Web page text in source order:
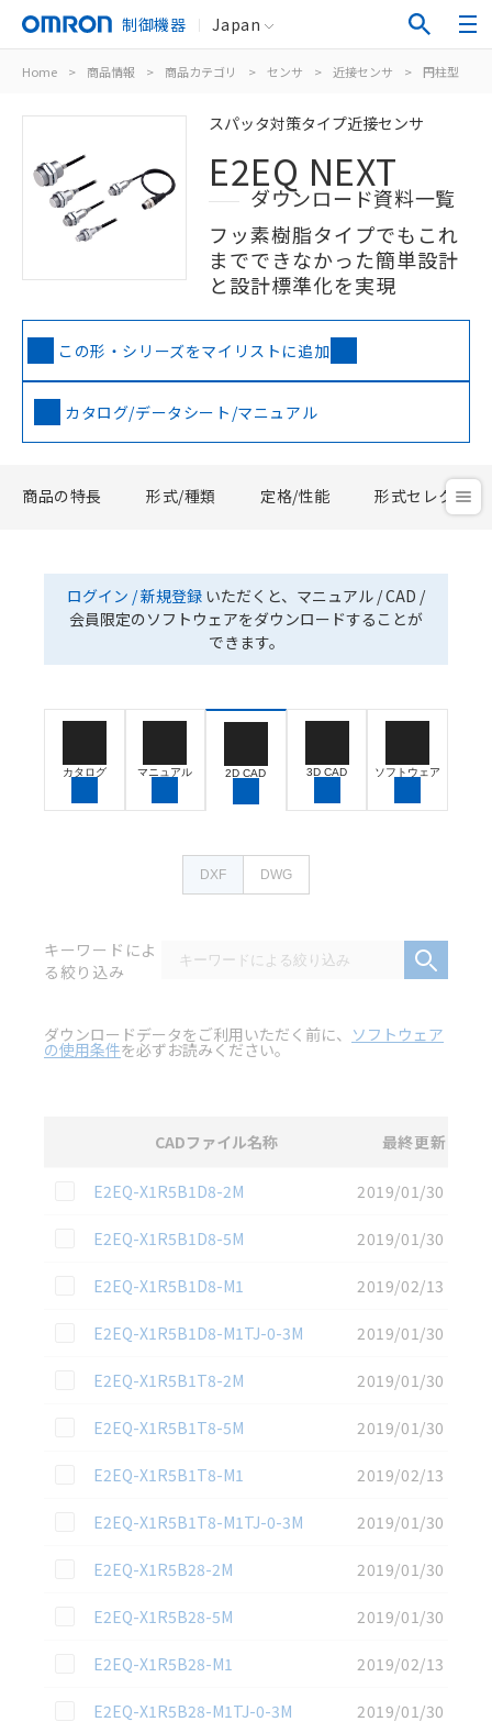
制御機器 Japan
Home > 商品情報 > 商品カテゴリ > センサ > 近接センサ > 円柱型
スパッタ対策タイプ近接センサ
E2EQ NEXT
ダウンロード資料一覧
フッ素樹脂タイプでもこれ
までできなかった簡単設計
と設計標準化を実現
この形・シリーズをマイリストに追加
カタログ/データシート/マニュアル
商品の特長 形式/種類 定格/性能 形式セレクタ
ログイン / 新規登録 いただくと、マニュアル / CAD /
会員限定のソフトウェアをダウンロードすることが
できます。
カタログ マニュアル 2D CAD 3D CAD ソフトウェア
DXF DWG
キーワードによ
る絞り込み
ダウンロードデータをご利用いただく前に、 ソフトウェア
の使用条件を必ずお読みください。
CADファイル名称 最終更新
この資料を選択
E2EQ-X1R5B1D8-2M
2019/01/30
この資料を選択
E2EQ-X1R5B1D8-5M
2019/01/30
この資料を選択
E2EQ-X1R5B1D8-M1
2019/02/13
この資料を選択
E2EQ-X1R5B1D8-M1TJ-0-3M
2019/01/30
この資料を選択
E2EQ-X1R5B1T8-2M
2019/01/30
この資料を選択
E2EQ-X1R5B1T8-5M
2019/01/30
この資料を選択
E2EQ-X1R5B1T8-M1
2019/02/13
この資料を選択
E2EQ-X1R5B1T8-M1TJ-0-3M
2019/01/30
この資料を選択
E2EQ-X1R5B28-2M
2019/01/30
この資料を選択
E2EQ-X1R5B28-5M
2019/01/30
この資料を選択
E2EQ-X1R5B28-M1
2019/02/13
この資料を選択
E2EQ-X1R5B28-M1TJ-0-3M
2019/01/30